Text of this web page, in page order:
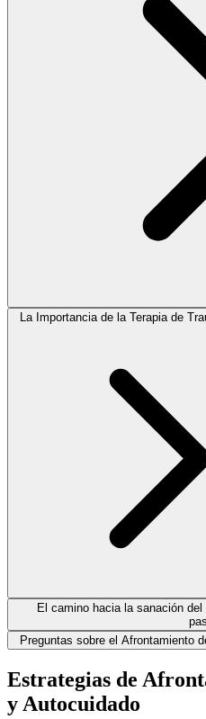
La Importancia de la Terapia de
El camino hacia la sanación
Preguntas sobre el Afrontamiento
Estrategias de
y Autocuidado